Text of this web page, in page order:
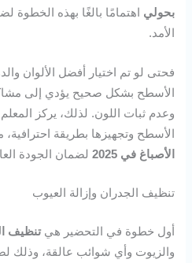
بحولي اهتمامًا بالغًا بهذه الخطوة
الأمد.
فحتى لو تم اختيار أفضل الألوان
الأسطح بشكل صحيح يؤدي إلى
وعدم ثبات اللون. لذلك، يركز
الأسطح وتجهيزها بطريقة
الأصباغ في 2025
لضمان الجودة
تنظيف الجدران وإزالة العيوب
أول خطوة في التحضير هيتنظيف
والزيوت وأي شوائب عالقة، وذلك